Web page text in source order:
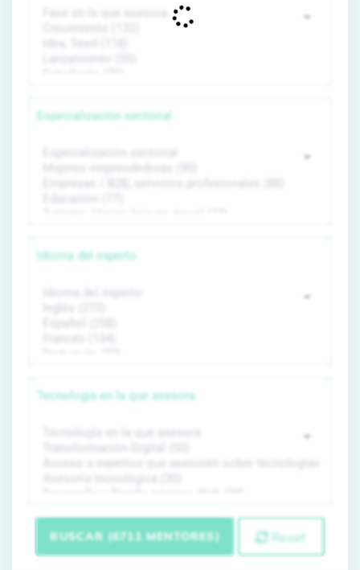
Especialización sectorial
Idioma del experto
Tecnología en la que asesora
BUSCAR (6711 MENTORES) Reset